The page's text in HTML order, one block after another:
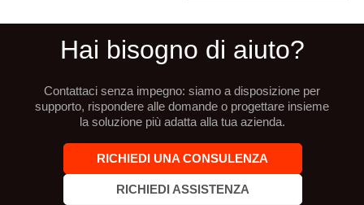
Hai bisogno di aiuto?
Contattaci senza impegno: siamo a disposizione per
supporto, rispondere alle domande o progettare insieme
la soluzione più adatta alla tua azienda.
RICHIEDI UNA CONSULENZA
RICHIEDI ASSISTENZA